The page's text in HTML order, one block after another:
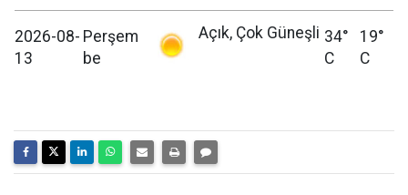
2026-08-
13
Perşem
be
Açık, Çok Güneşli 34°
C
19°
C